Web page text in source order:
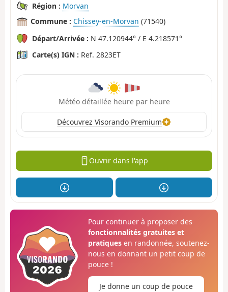
Région : Morvan
Commune : Chissey-en-Morvan (71540)
Départ/Arrivée : N 47.120944° / E 4.218571°
Carte(s) IGN : Ref. 2823ET
Météo détaillée heure par heure
Découvrez Visorando Premium
Ouvrir dans l'app
Pour continuer à proposer des
fonctionnalités gratuites et
pratiquesen randonnée, soutenez-
nous en donnant un petit coup de
pouce !
Je donne un coup de pouce